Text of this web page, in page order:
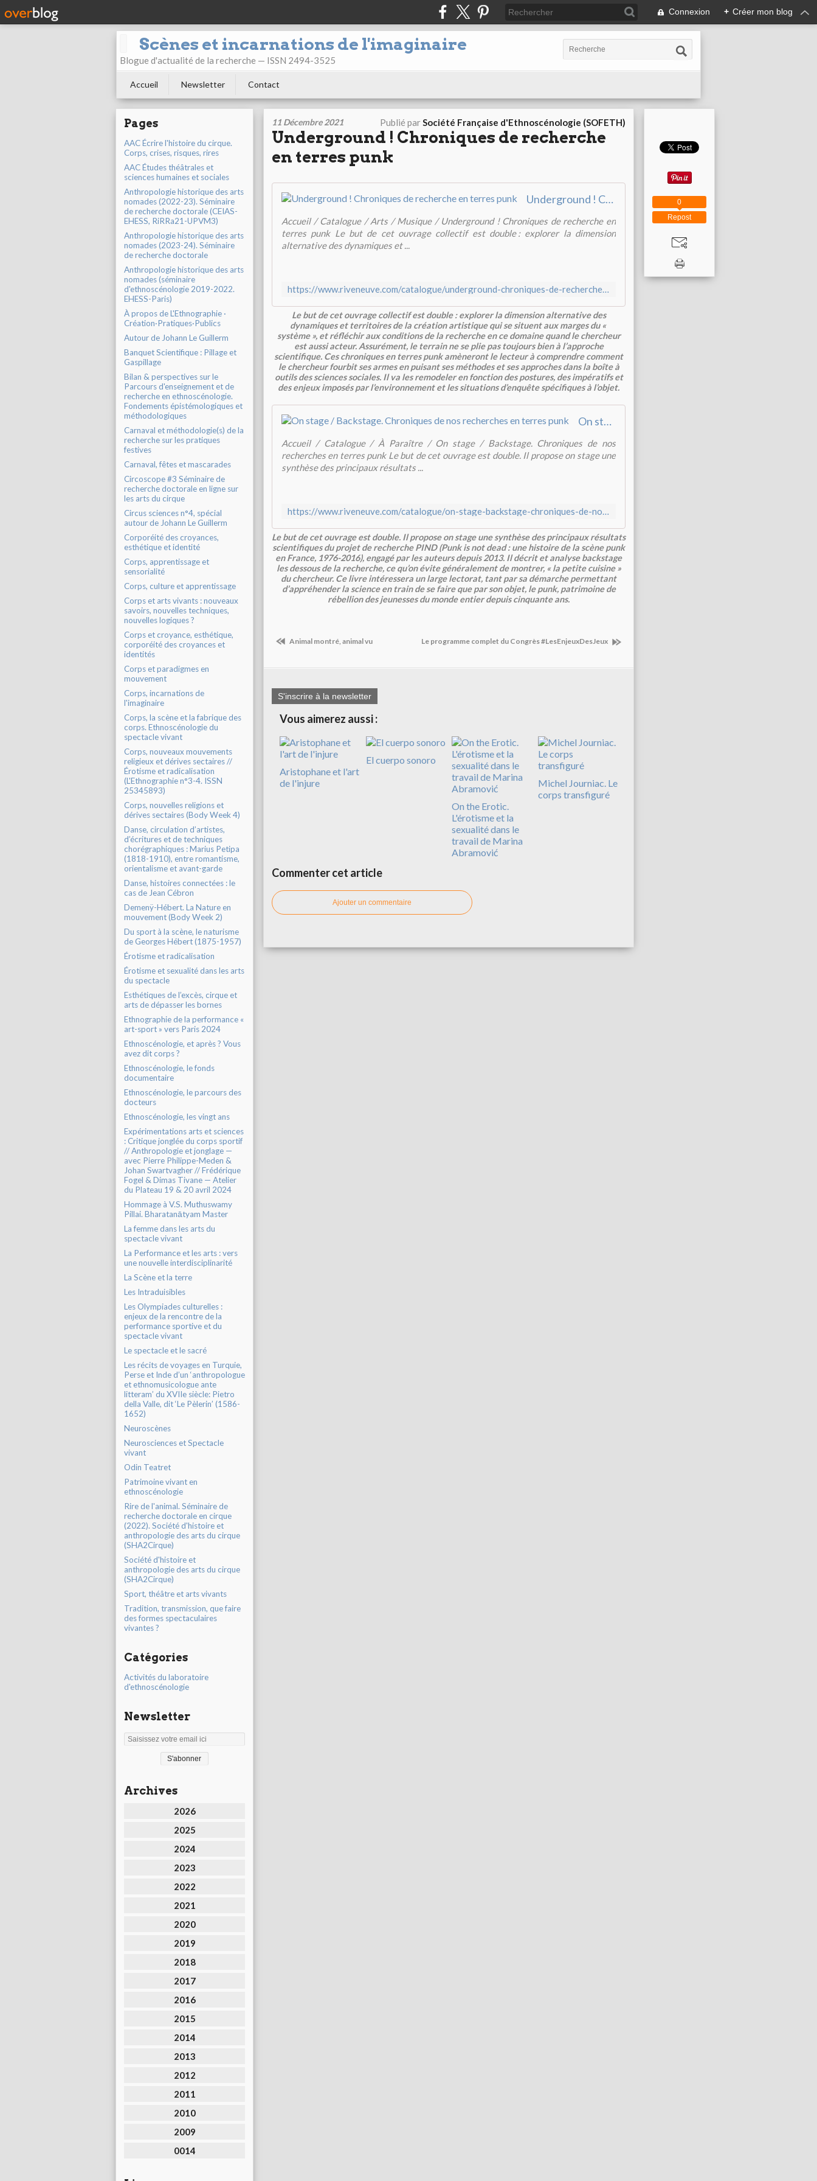
Connexion + Créer mon blog
Scènes et incarnations de l'imaginaire
Blogue d'actualité de la recherche — ISSN 2494-3525
Accueil Newsletter Contact
Pages
AAC Écrire l'histoire du cirque.
Corps, crises, risques, rires
AAC Études théâtrales et
sciences humaines et sociales
Anthropologie historique des arts
nomades (2022-23). Séminaire
de recherche doctorale (CEIAS-
EHESS, RiRRa21-UPVM3)
Anthropologie historique des arts
nomades (2023-24). Séminaire
de recherche doctorale
Anthropologie historique des arts
nomades (séminaire
d'ethnoscénologie 2019-2022.
EHESS-Paris)
À propos de L'Ethnographie ·
Création·Pratiques·Publics
Autour de Johann Le Guillerm
Banquet Scientifique : Pillage et
Gaspillage
Bilan & perspectives sur le
Parcours d'enseignement et de
recherche en ethnoscénologie.
Fondements épistémologiques et
méthodologiques
Carnaval et méthodologie(s) de la
recherche sur les pratiques
festives
Carnaval, fêtes et mascarades
Circoscope #3 Séminaire de
recherche doctorale en ligne sur
les arts du cirque
Circus sciences n°4, spécial
autour de Johann Le Guillerm
Corporéité des croyances,
esthétique et identité
Corps, apprentissage et
sensorialité
Corps, culture et apprentissage
Corps et arts vivants : nouveaux
savoirs, nouvelles techniques,
nouvelles logiques ?
Corps et croyance, esthétique,
corporéité des croyances et
identités
Corps et paradigmes en
mouvement
Corps, incarnations de
l'imaginaire
Corps, la scène et la fabrique des
corps. Ethnoscénologie du
spectacle vivant
Corps, nouveaux mouvements
religieux et dérives sectaires //
Érotisme et radicalisation
(L'Ethnographie n°3-4. ISSN
25345893)
Corps, nouvelles religions et
dérives sectaires (Body Week 4)
Danse, circulation d’artistes,
d’écritures et de techniques
chorégraphiques : Marius Petipa
(1818-1910), entre romantisme,
orientalisme et avant-garde
Danse, histoires connectées : le
cas de Jean Cébron
Demenÿ-Hébert. La Nature en
mouvement (Body Week 2)
Du sport à la scène, le naturisme
de Georges Hébert (1875-1957)
Érotisme et radicalisation
Érotisme et sexualité dans les arts
du spectacle
Esthétiques de l’excès, cirque et
arts de dépasser les bornes
Ethnographie de la performance «
art-sport » vers Paris 2024
Ethnoscénologie, et après ? Vous
avez dit corps ?
Ethnoscénologie, le fonds
documentaire
Ethnoscénologie, le parcours des
docteurs
Ethnoscénologie, les vingt ans
Expérimentations arts et sciences
: Critique jonglée du corps sportif
// Anthropologie et jonglage —
avec Pierre Philippe-Meden &
Johan Swartvagher // Frédérique
Fogel & Dimas Tivane — Atelier
du Plateau 19 & 20 avril 2024
Hommage à V.S. Muthuswamy
Pillai. Bharatanātyam Master
La femme dans les arts du
spectacle vivant
La Performance et les arts : vers
une nouvelle interdisciplinarité
La Scène et la terre
Les Intraduisibles
Les Olympiades culturelles :
enjeux de la rencontre de la
performance sportive et du
spectacle vivant
Le spectacle et le sacré
Les récits de voyages en Turquie,
Perse et Inde d’un ‘anthropologue
et ethnomusicologue ante
litteram’ du XVIIe siècle: Pietro
della Valle, dit ‘Le Pèlerin’ (1586-
1652)
Neuroscènes
Neurosciences et Spectacle
vivant
Odin Teatret
Patrimoine vivant en
ethnoscénologie
Rire de l'animal. Séminaire de
recherche doctorale en cirque
(2022). Société d'histoire et
anthropologie des arts du cirque
(SHA2Cirque)
Société d'histoire et
anthropologie des arts du cirque
(SHA2Cirque)
Sport, théâtre et arts vivants
Tradition, transmission, que faire
des formes spectaculaires
vivantes ?
Catégories
Activités du laboratoire
d'ethnoscénologie
Newsletter
Archives
2026
2025
2024
2023
2022
2021
2020
2019
2018
2017
2016
2015
2014
2013
2012
2011
2010
2009
0014
11 Décembre 2021 Publié parSociété Française d'Ethnoscénologie (SOFETH)
Underground ! Chroniques de recherche
en terres punk
Underground ! Chroniques de recherche en terres punk
Accueil / Catalogue / Arts / Musique / Underground ! Chroniques de recherche en
terres punk Le but de cet ouvrage collectif est double : explorer la dimension
alternative des dynamiques et ...
https://www.riveneuve.com/catalogue/underground-chroniques-de-recherche-en-terres-punk/
Le but de cet ouvrage collectif est double : explorer la dimension alternative des
dynamiques et territoires de la création artistique qui se situent aux marges du «
système », et réfléchir aux conditions de la recherche en ce domaine quand le chercheur
est aussi acteur. Assurément, le terrain ne se plie pas toujours bien à l’approche
scientifique. Ces chroniques en terres punk amèneront le lecteur à comprendre comment
le chercheur fourbit ses armes en puisant ses méthodes et ses approches dans la boîte à
outils des sciences sociales. Il va les remodeler en fonction des postures, des impératifs et
des enjeux imposés par l’environnement et les situations d’enquête spécifiques à l’objet.
On stage / Backstage. Chroniques de nos recherches en terres punk
Accueil / Catalogue / À Paraître / On stage / Backstage. Chroniques de nos
recherches en terres punk Le but de cet ouvrage est double. Il propose on stage une
synthèse des principaux résultats ...
https://www.riveneuve.com/catalogue/on-stage-backstage-chroniques-de-nos-recherches-en-terres-punk/
Le but de cet ouvrage est double. Il propose on stage une synthèse des principaux résultats
scientifiques du projet de recherche PIND (Punk is not dead : une histoire de la scène punk
en France, 1976-2016), engagé par les auteurs depuis 2013. Il décrit et analyse backstage
les dessous de la recherche, ce qu’on évite généralement de montrer, « la petite cuisine »
du chercheur. Ce livre intéressera un large lectorat, tant par sa démarche permettant
d’appréhender la science en train de se faire que par son objet, le punk, patrimoine de
rébellion des jeunesses du monde entier depuis cinquante ans.
Animal montré, animal vu Le programme complet du Congrès #LesEnjeuxDesJeux
S'inscrire à la newsletter
Vous aimerez aussi :
Aristophane et l'art
de l'injure
El cuerpo sonoro
On the Erotic.
L'érotisme et la
sexualité dans le
travail de Marina
Abramović
Michel Journiac. Le
corps transfiguré
Commenter cet article
Ajouter un commentaire
Repost
0